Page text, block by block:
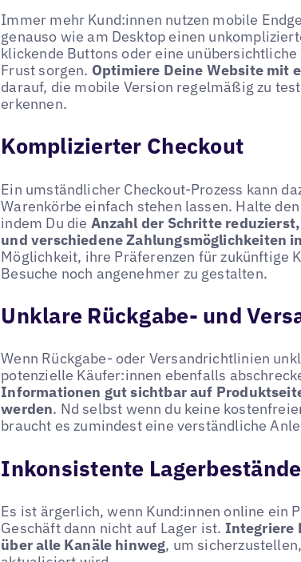
Immer mehr Kund:innen nutzen mobile
genauso wie am Desktop einen
klickende Buttons oder eine
Frust sorgen. Optimiere Deine Website mit
darauf, die mobile Version regelmäßig zu
erkennen.
Komplizierter Checkout
Ein umständlicher Checkout-Prozess kann
Warenkörbe einfach stehen lassen. Halte
indem Du die Anzahl der Schritte
und verschiedene Zahlungsmöglichkeiten
Möglichkeit, ihre Präferenzen für zukünftige
Besuche noch angenehmer zu gestalten.
Unklare Rückgabe- und
Wenn Rückgabe- oder Versandrichtlinien
potenzielle Käufer:innen ebenfalls
Informationen gut sichtbar auf
werden. Nd selbst wenn du keine
braucht es zumindest eine verständliche
Inkonsistente Lagerbestände
Es ist ärgerlich, wenn Kund:innen online ein
Geschäft dann nicht auf Lager ist. Integriere
über alle Kanäle hinweg, um